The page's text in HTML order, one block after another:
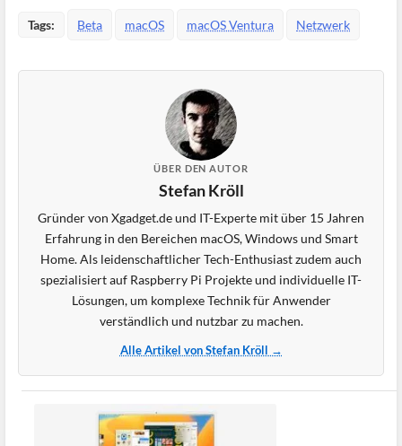
Tags: Beta macOS macOS Ventura Netzwerk
ÜBER DEN AUTOR
Stefan Kröll
Gründer von Xgadget.de und IT-Experte mit über 15 Jahren
Erfahrung in den Bereichen macOS, Windows und Smart
Home. Als leidenschaftlicher Tech-Enthusiast zudem auch
spezialisiert auf Raspberry Pi Projekte und individuelle IT-
Lösungen, um komplexe Technik für Anwender
verständlich und nutzbar zu machen.
Alle Artikel von Stefan Kröll →